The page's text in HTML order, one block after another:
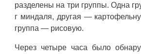
разделены на три группы. Одна
г миндаля, другая —
группа — рисовую.
Через четыре часа было